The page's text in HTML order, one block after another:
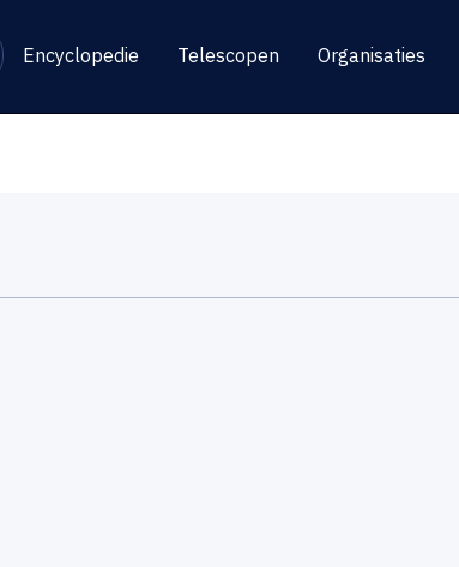
Encyclopedie Telescopen Organisaties